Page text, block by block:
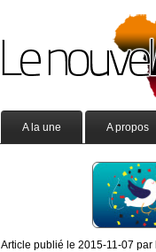
A la une A propos
Article publié le 2015-11-07 par